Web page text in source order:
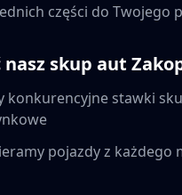
części do Twojego
skup aut
konkurencyjne stawki
pojazdy z każdego